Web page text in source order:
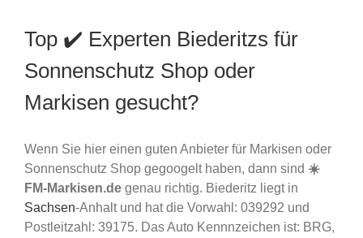
Top ✔️ Experten Biederitzs für
Sonnenschutz Shop oder
Markisen gesucht?
Wenn Sie hier einen guten Anbieter für Markisen oder
Sonnenschutz Shop gegoogelt haben, dann sind ☀️
FM-Markisen.de genau richtig. Biederitz liegt in
Sachsen-Anhalt und hat die Vorwahl: 039292 und
Postleitzahl: 39175. Das Auto Kennnzeichen ist: BRG,